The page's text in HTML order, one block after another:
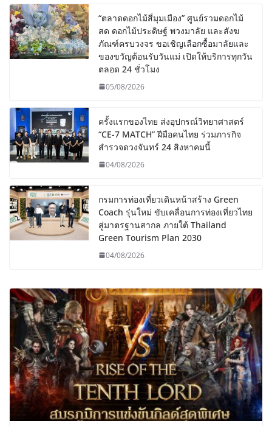
“ตลาดดอกไม้สี่มุมเมือง” ศูนย์รวมดอกไม้
สด ดอกไม้ประดิษฐ์ พวงมาลัย และสังฆ
ภัณฑ์ครบวงจร ขอเชิญเลือกซื้อมาลัยและ
ของขวัญต้อนรับวันแม่ เปิดให้บริการทุกวัน
ตลอด 24 ชั่วโมง
05/08/2026
ครั้งแรกของไทย ส่งอุปกรณ์วิทยาศาสตร์
“CE-7 MATCH” ฝีมือคนไทย ร่วมภารกิจ
สำรวจดวงจันทร์ 24 สิงหาคมนี้
04/08/2026
กรมการท่องเที่ยวเดินหน้าสร้าง Green
Coach รุ่นใหม่ ขับเคลื่อนการท่องเที่ยวไทย
สู่มาตรฐานสากล ภายใต้ Thailand
Green Tourism Plan 2030
04/08/2026